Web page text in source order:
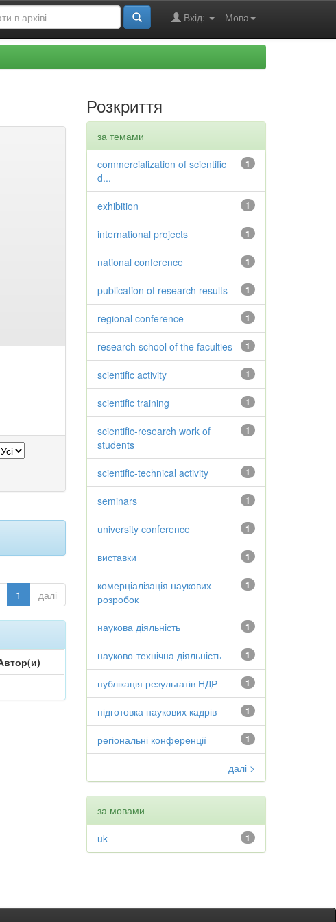
Мова
Вхід:
1 далі
Розкриття
за темами
1
commercialization of scientific
d...
1
exhibition
1
international projects
1
national conference
1
publication of research results
1
regional conference
1
research school of the faculties
1
scientific activity
1
scientific training
1
scientific-research work of
students
1
scientific-technical activity
1
seminars
1
university conference
1
виставки
1
комерціалізація наукових
розробок
1
наукова діяльність
1
науково-технічна діяльність
1
публікація результатів НДР
1
підготовка наукових кадрів
1
регіональні конференції
далі >
за мовами
1
uk